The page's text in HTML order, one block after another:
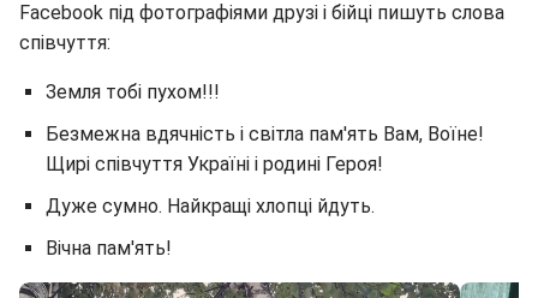
Facebook під фотографіями друзі і бійці пишуть слова
співчуття:
Земля тобі пухом!!!
Безмежна вдячність і світла пам'ять Вам, Воїне!
Щирі співчуття Україні і родині Героя!
Дуже сумно. Найкращі хлопці йдуть.
Вічна пам'ять!